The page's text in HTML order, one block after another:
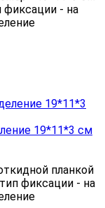
фиксации - на
19*11*3 см
планкой
фиксации - на